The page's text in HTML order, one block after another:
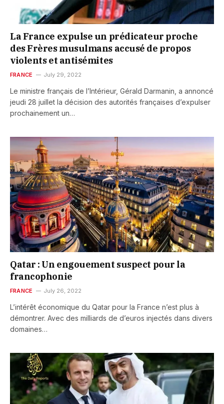
La France expulse un prédicateur proche
des Frères musulmans accusé de propos
violents et antisémites
FRANCE July 29, 2022
Le ministre français de l’Intérieur, Gérald Darmanin, a annoncé
jeudi 28 juillet la décision des autorités françaises d’expulser
prochainement un…
Qatar : Un engouement suspect pour la
francophonie
FRANCE July 26, 2022
L’intérêt économique du Qatar pour la France n’est plus à
démontrer. Avec des milliards de d’euros injectés dans divers
domaines…